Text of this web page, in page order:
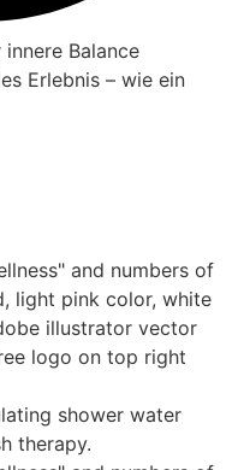
Balance
Erlebnis – wie ein